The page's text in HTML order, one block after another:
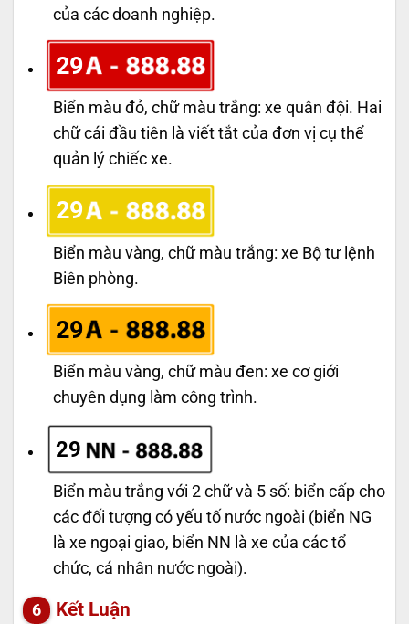
của các doanh nghiệp.
29
Biển màu đỏ, chữ màu trắng: xe quân đội. Hai
chữ cái đầu tiên là viết tắt của đơn vị cụ thể
quản lý chiếc xe.
29
Biển màu vàng, chữ màu trắng: xe Bộ tư lệnh
Biên phòng.
29
Biển màu vàng, chữ màu đen: xe cơ giới
chuyên dụng làm công trình.
29
Biển màu trắng với 2 chữ và 5 số: biển cấp cho
các đối tượng có yếu tố nước ngoài (biển NG
là xe ngoại giao, biển NN là xe của các tổ
chức, cá nhân nước ngoài).
Kết Luận